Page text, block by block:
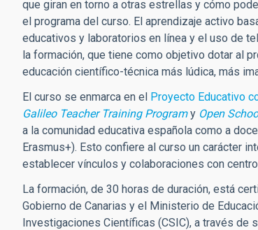
que giran en torno a otras estrellas y cómo
el programa del curso. El aprendizaje activo
educativos y laboratorios en línea y el uso de
la formación, que tiene como objetivo dotar al
educación científico-técnica más lúdica, más
El curso se enmarca en el Proyecto Educativo
Galileo Teacher Training Programy Open
a la comunidad educativa española como a
Erasmus+). Esto confiere al curso un carácter
establecer vínculos y colaboraciones con
La formación, de 30 horas de duración, está
Gobierno de Canarias y el Ministerio de
Investigaciones Científicas (CSIC), a través de